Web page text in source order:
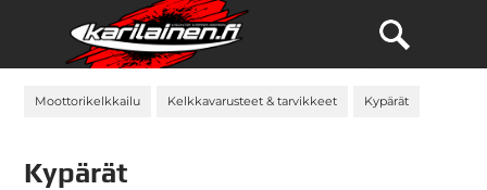
Moottorikelkkailu Kelkkavarusteet & tarvikkeet Kypärät
Kypärät